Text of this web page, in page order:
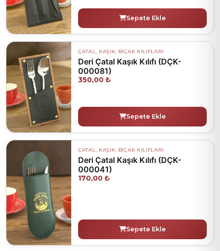
Sepete Ekle
ÇATAL, KAŞIK, BIÇAK KILIFLARI
Deri Çatal Kaşık Kılıfı (DÇK-
000081)
350,00 ₺
Sepete Ekle
ÇATAL, KAŞIK, BIÇAK KILIFLARI
Deri Çatal Kaşık Kılıfı (DÇK-
000041)
170,00 ₺
Sepete Ekle